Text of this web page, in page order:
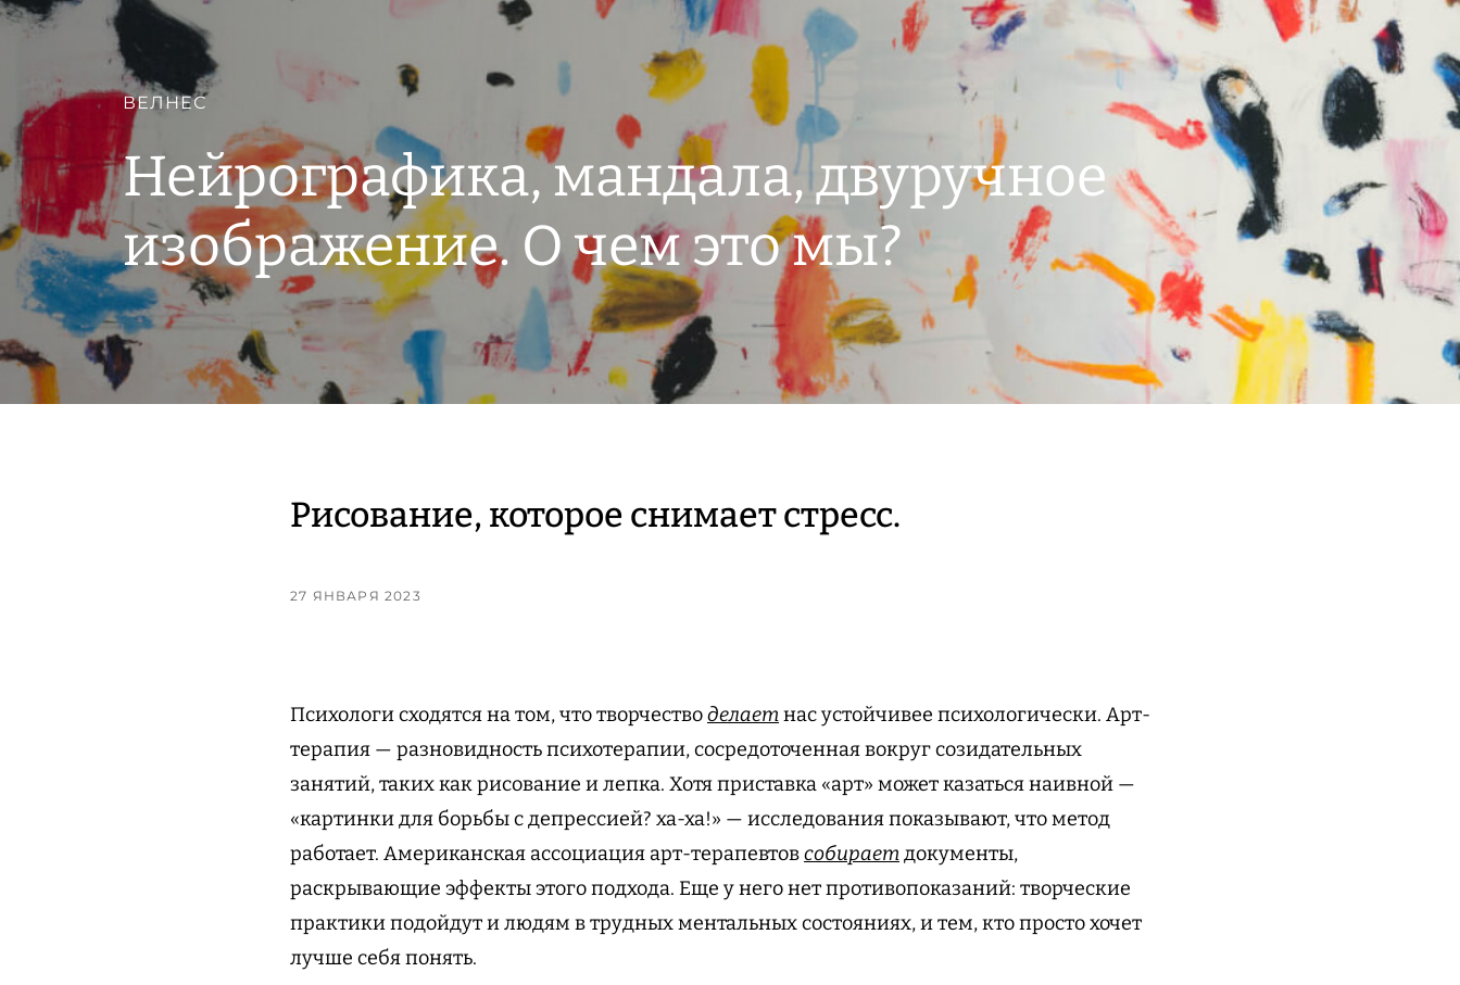
ВЕЛНЕС
Нейрографика, мандала, двуручное
изображение. О чем это мы?
Рисование, которое снимает стресс.
27 ЯНВАРЯ 2023
Психологи сходятся на том, что творчестводелаетнас устойчивее психологически. Арт-
терапия — разновидность психотерапии, сосредоточенная вокруг созидательных
занятий, таких как рисование и лепка. Хотя приставка «арт» может казаться наивной —
«картинки для борьбы с депрессией? ха-ха!» — исследования показывают, что метод
работает. Американская ассоциация арт-терапевтовсобираетдокументы,
раскрывающие эффекты этого подхода. Еще у него нет противопоказаний: творческие
практики подойдут и людям в трудных ментальных состояниях, и тем, кто просто хочет
лучше себя понять.